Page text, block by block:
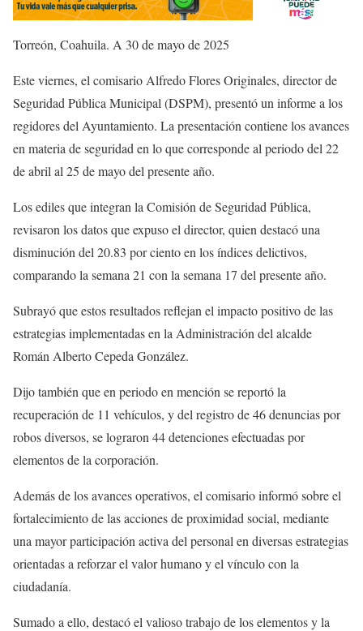
Torreón, Coahuila. A 30 de mayo de 2025
Este viernes, el comisario Alfredo Flores Originales, director de
Seguridad Pública Municipal (DSPM), presentó un informe a los
regidores del Ayuntamiento. La presentación contiene los avances
en materia de seguridad en lo que corresponde al periodo del 22
de abril al 25 de mayo del presente año.
Los ediles que integran la Comisión de Seguridad Pública,
revisaron los datos que expuso el director, quien destacó una
disminución del 20.83 por ciento en los índices delictivos,
comparando la semana 21 con la semana 17 del presente año.
Subrayó que estos resultados reflejan el impacto positivo de las
estrategias implementadas en la Administración del alcalde
Román Alberto Cepeda González.
Dijo también que en periodo en mención se reportó la
recuperación de 11 vehículos, y del registro de 46 denuncias por
robos diversos, se lograron 44 detenciones efectuadas por
elementos de la corporación.
Además de los avances operativos, el comisario informó sobre el
fortalecimiento de las acciones de proximidad social, mediante
una mayor participación activa del personal en diversas estrategias
orientadas a reforzar el valor humano y el vínculo con la
ciudadanía.
Sumado a ello, destacó el valioso trabajo de los elementos y la